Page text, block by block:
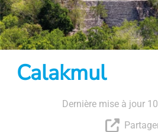
Calakmul
Dernière mise à jour